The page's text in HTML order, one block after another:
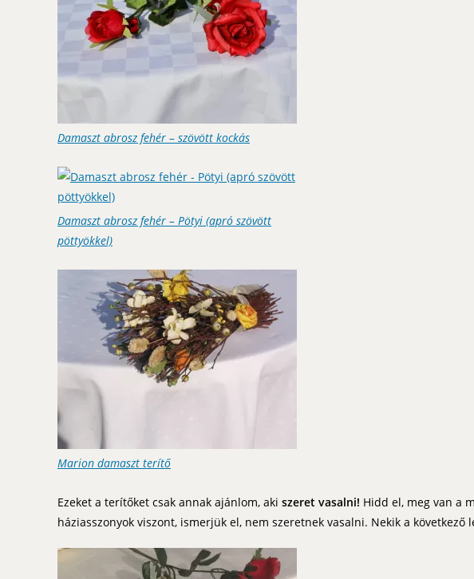
Damaszt abrosz fehér – szövött kockás
Damaszt abrosz fehér – Pötyi (apró szövött
pöttyökkel)
Marion damaszt terítő
Ezeket a terítőket csak annak ajánlom, aki szeret vasalni! Hidd el, meg van a
háziasszonyok viszont, ismerjük el, nem szeretnek vasalni. Nekik a